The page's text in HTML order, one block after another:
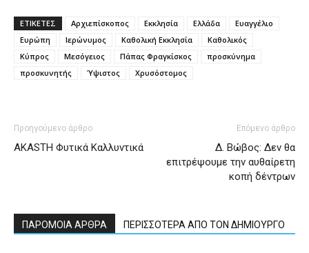
ΕΤΙΚΕΤΕΣ Αρχιεπίσκοπος Εκκλησία Ελλάδα
Ευαγγέλιο
Ευρώπη
Ιερώνυμος Καθολική Εκκλησία
Καθολικός
Κύπρος
Μεσόγειος Πάπας Φραγκίσκος
προσκύνημα
προσκυνητής
Ύψιστος Χρυσόστομος
Προηγούμενο άρθρο
AKASTH Φυτικά Καλλυντικά
Επόμενο άρθρο
Δ. Βώβος: Δεν θα
επιτρέψουμε την αυθαίρετη
κοπή δέντρων
ΠΑΡΟΜΟΙΑ ΑΡΘΡΑ ΠΕΡΙΣΣΟΤΕΡΑ ΑΠΟ ΤΟΝ ΔΗΜΙΟΥΡΓΟ